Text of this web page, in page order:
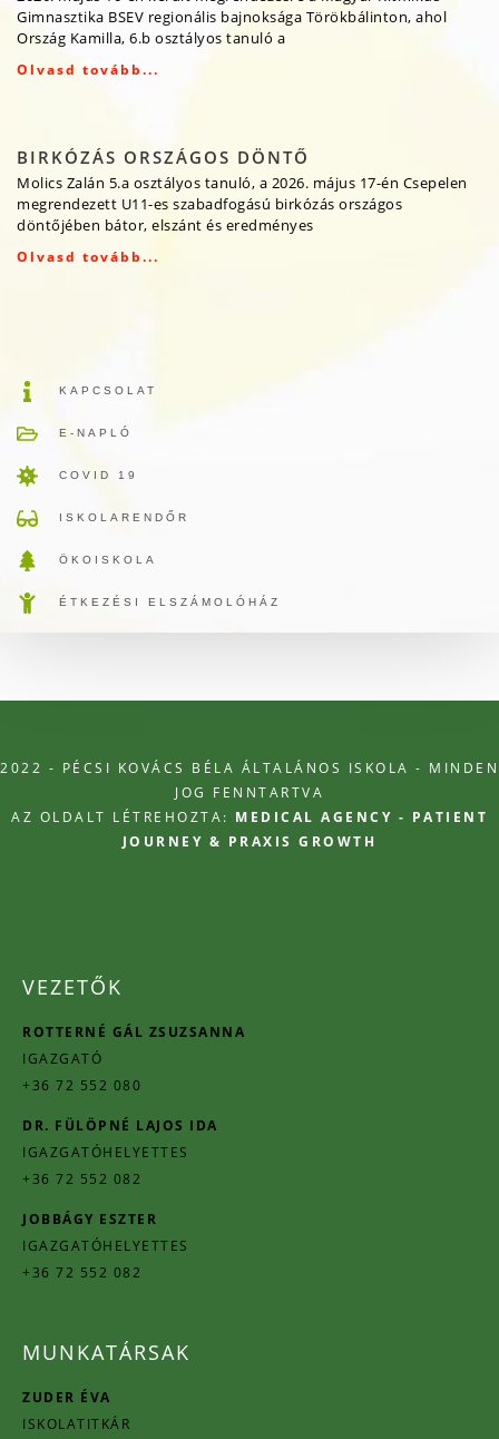
Gimnasztika BSEV regionális bajnoksága Törökbálinton, ahol
Ország Kamilla, 6.b osztályos tanuló a
Olvasd tovább...
BIRKÓZÁS ORSZÁGOS DÖNTŐ
Molics Zalán 5.a osztályos tanuló, a 2026. május 17-én Csepelen
megrendezett U11-es szabadfogású birkózás országos
döntőjében bátor, elszánt és eredményes
Olvasd tovább...
KAPCSOLAT
E-NAPLÓ
COVID 19
ISKOLARENDŐR
ÖKOISKOLA
ÉTKEZÉSI ELSZÁMOLÓHÁZ
2022 - PÉCSI KOVÁCS BÉLA ÁLTALÁNOS ISKOLA - MINDEN
JOG FENNTARTVA
AZ OLDALT LÉTREHOZTA: MEDICAL AGENCY - PATIENT
JOURNEY & PRAXIS GROWTH
VEZETŐK
ROTTERNÉ GÁL ZSUZSANNA
IGAZGATÓ
+36 72 552 080
DR. FÜLÖPNÉ LAJOS IDA
IGAZGATÓHELYETTES
+36 72 552 082
JOBBÁGY ESZTER
IGAZGATÓHELYETTES
+36 72 552 082
MUNKATÁRSAK
ZUDER ÉVA
ISKOLATITKÁR